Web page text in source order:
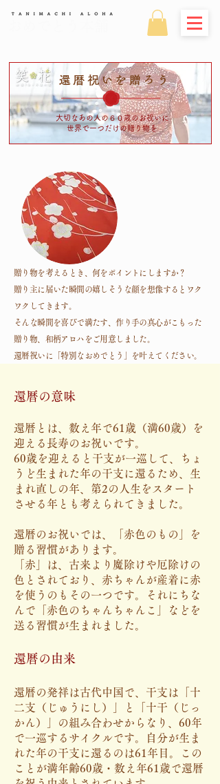
​還暦祝いを贈ろう
大切なあの人の​６０歳のお祝いに​
世界で一つだけの贈り物を
贈り物を考えるとき、何をポイントにしますか？
贈り主に届いた瞬間の嬉しそうな顔を想像するとワク
ワクしてきます。
そんな瞬間を喜びで満たす、作り手の真心がこもった
贈り物、和柄アロハをご用意しました。
​還暦祝いに「特別なおめでとう」を叶えてください。
還暦の意味
還暦とは、数え年で61歳（満60歳）を
迎える長寿のお祝いです。
60歳を迎えると干支が一巡して、ちょ
うど生まれた年の干支に還るため、生
まれ直しの年、第2の人生をスタート
させる年とも考えられてきました。
還暦のお祝いでは、「赤色のもの」を
贈る習慣があります。
「赤」は、古来より魔除けや厄除けの
色とされており、赤ちゃんが産着に赤
を使うのもその一つです。それにちな
んで「赤色のちゃんちゃんこ」などを
送る習慣が生まれました。
還暦の由来
還暦の発祥は古代中国で、干支は「十
二支（じゅうにし）」と「十干（じっ
かん）」の組み合わせからなり、60年
で一巡するサイクルです。自分が生ま
れた年の干支に還るのは61年目。この
ことが満年齢60歳・数え年61歳で還暦